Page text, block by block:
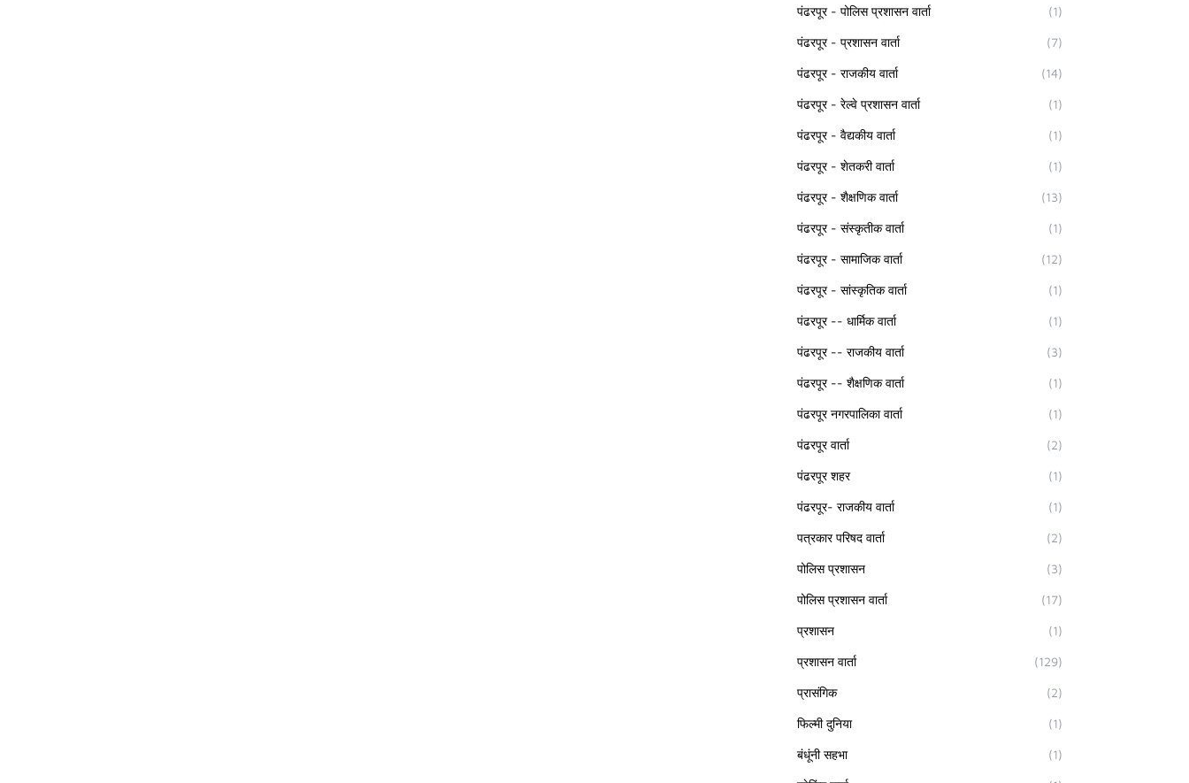
पंढरपूर - पोलिस प्रशासन वार्ता (1)
पंढरपूर - प्रशासन वार्ता (7)
पंढरपूर - राजकीय वार्ता (14)
पंढरपूर - रेल्वे प्रशासन वार्ता (1)
पंढरपूर - वैद्यकीय वार्ता (1)
पंढरपूर - शेतकरी वार्ता (1)
पंढरपूर - शैक्षणिक वार्ता (13)
पंढरपूर - संस्कृतीक वार्ता (1)
पंढरपूर - सामाजिक वार्ता (12)
पंढरपूर - सांस्कृतिक वार्ता (1)
पंढरपूर -- धार्मिक वार्ता (1)
पंढरपूर -- राजकीय वार्ता (3)
पंढरपूर -- शैक्षणिक वार्ता (1)
पंढरपूर नगरपालिका वार्ता (1)
पंढरपूर वार्ता (2)
पंढरपूर शहर (1)
पंढरपूर- राजकीय वार्ता (1)
पत्रकार परिषद वार्ता (2)
पोलिस प्रशासन (3)
पोलिस प्रशासन वार्ता (17)
प्रशासन (1)
प्रशासन वार्ता (129)
प्रासंगिक (2)
फिल्मी दुनिया (1)
बंधूंनी सहभा (1)